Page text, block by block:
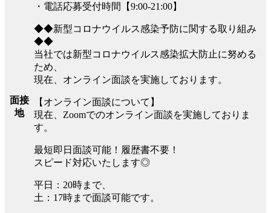
面接
地
・電話応募受付時間【9:00-21:00】
◆◆新型コロナウイルス感染予防に関する取り組み
◆◆
当社では新型コロナウイルス感染拡大防止に努める
ため、
現在、オンライン面談を実施しております。
【オンライン面談について】
現在、Zoomでのオンライン面談を実施しておりま
す。
最短即日面談可能！履歴書不要！
スピード対応いたします◎
平日：20時まで、
土：17時まで面談可能です。